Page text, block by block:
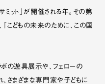
ット」が開催される年。その第
こどもの未来のために、この国
ボの遊具展示や、フェローの
、さまざまな専門家や子どもに